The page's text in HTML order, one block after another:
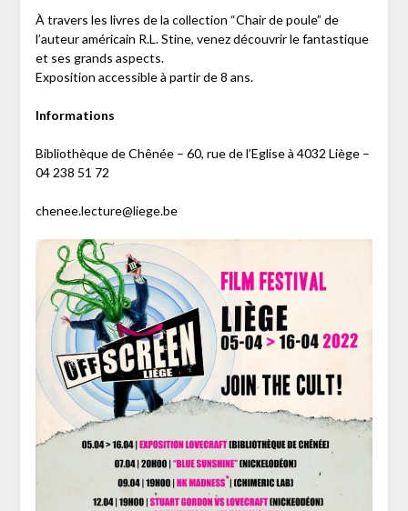
À travers les livres de la collection “Chair de poule” de
l’auteur américain R.L. Stine, venez découvrir le fantastique
et ses grands aspects.
Exposition accessible à partir de 8 ans.
Informations
Bibliothèque de Chênée – 60, rue de l’Eglise à 4032 Liège –
04 238 51 72
chenee.lecture@liege.be